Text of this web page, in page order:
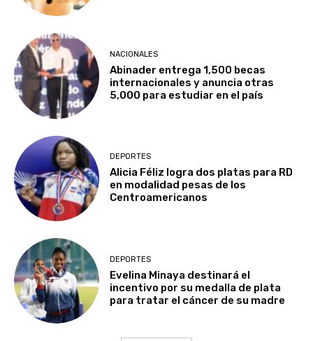
NACIONALES
Abinader entrega 1,500 becas
internacionales y anuncia otras
5,000 para estudiar en el país
DEPORTES
Alicia Féliz logra dos platas para RD
en modalidad pesas de los
Centroamericanos
DEPORTES
Evelina Minaya destinará el
incentivo por su medalla de plata
para tratar el cáncer de su madre